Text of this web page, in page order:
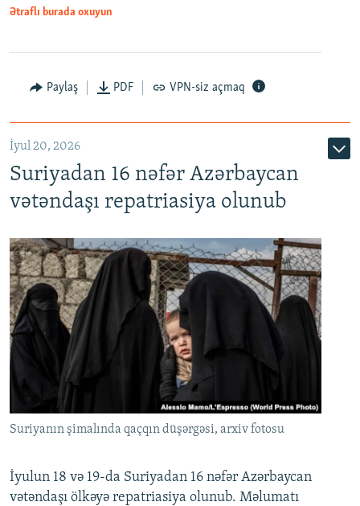
Auto
Ətraflı burada oxuyun
Paylaş PDF VPN-siz açmaq
İyul 20, 2026
Suriyadan 16 nəfər Azərbaycan
vətəndaşı repatriasiya olunub
Suriyanın şimalında qaçqın düşərgəsi, arxiv fotosu
İyulun 18 və 19-da Suriyadan 16 nəfər Azərbaycan
vətəndaşı ölkəyə repatriasiya olunub. Məlumatı